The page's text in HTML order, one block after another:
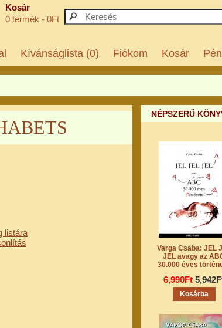
Kosár
0 termék - 0Ft
Kívánságlista (0) Fiókom Kosár
NÉPSZERŰ
Varga Csaba: JEL
JEL avagy az
30.000 éves
6,990Ft
listára